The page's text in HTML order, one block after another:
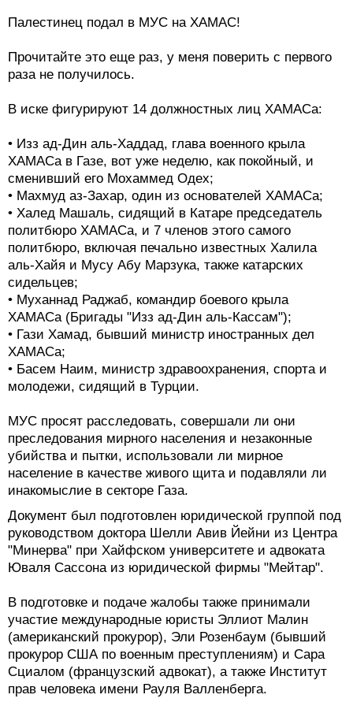
Палестинец подал в МУС на ХАМАС!
Прочитайте это еще раз, у меня поверить с первого
раза не получилось.
В иске фигурируют 14 должностных лиц ХАМАСа:
• Изз ад-Дин аль-Хаддад, глава военного крыла
ХАМАСа в Газе, вот уже неделю, как покойный, и
сменивший его Мохаммед Одех;
• Махмуд аз-Захар, один из основателей ХАМАСа;
• Халед Машаль, сидящий в Катаре председатель
политбюро ХАМАСа, и 7 членов этого самого
политбюро, включая печально известных Халила
аль-Хайя и Мусу Абу Марзука, также катарских
сидельцев;
• Муханнад Раджаб, командир боевого крыла
ХАМАСа (Бригады "Изз ад-Дин аль-Кассам");
• Гази Хамад, бывший министр иностранных дел
ХАМАСа;
• Басем Наим, министр здравоохранения, спорта и
молодежи, сидящий в Турции.
МУС просят расследовать, совершали ли они
преследования мирного населения и незаконные
убийства и пытки, использовали ли мирное
население в качестве живого щита и подавляли ли
инакомыслие в секторе Газа.
Документ был подготовлен юридической группой под
руководством доктора Шелли Авив Йейни из Центра
"Минерва" при Хайфском университете и адвоката
Юваля Сассона из юридической фирмы "Мейтар".
В подготовке и подаче жалобы также принимали
участие международные юристы Эллиот Малин
(американский прокурор), Эли Розенбаум (бывший
прокурор США по военным преступлениям) и Сара
Сциалом (французский адвокат), а также Институт
прав человека имени Рауля Валленберга.